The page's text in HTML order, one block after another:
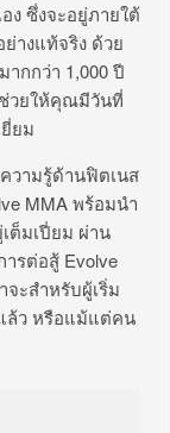
ง ซึ่งจะอยู่ภายใต้
างแท้จริง ด้วย
กกว่า 1,000 ปี
ช่วยให้คุณมีวันที่
ยม
วามรู้ด้านฟิตเนส
MMA พร้อมนำ
ต็มเปี่ยม ผ่าน
รต่อสู้ Evolve
ะสำหรับผู้เริ่ม
ล้ว หรือแม้แต่คน